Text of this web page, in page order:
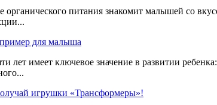
органического питания знакомит малышей со
для малыша
лет имеет ключевое значение в развитии
игрушки «Трансформеры»!